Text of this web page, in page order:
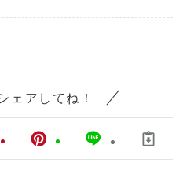
ェアしてね！